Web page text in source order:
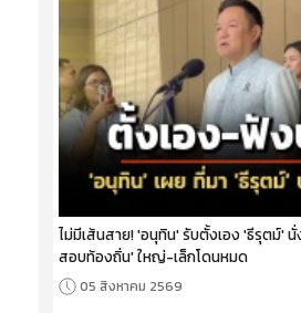
ไม่มีเส้นสาย! 'อนุทิน' รับตั้งเอง 'ธีรุตม์'
สอบท้องถิ่น' ใหญ่-เล็กโดนหมด
05 สิงหาคม 2569